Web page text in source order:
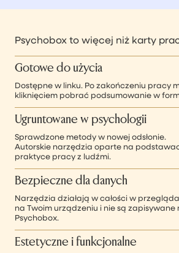
Psychobox to więcej niż karty
Gotowe do użycia
Dostępne w linku. Po zakończeniu pracy
kliknięciem pobrać podsumowanie w
Ugruntowane w psychologii
Sprawdzone metody w nowej odsłonie.
Autorskie narzędzia oparte na
praktyce pracy z ludźmi.
Bezpieczne dla danych
Narzędzia działają w całości w
na Twoim urządzeniu i nie są
Psychobox.
Estetyczne i funkcjonalne